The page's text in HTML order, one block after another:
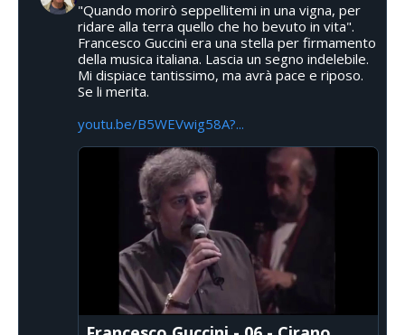
"Quando morirò seppellitemi in una vigna, per
ridare alla terra quello che ho bevuto in vita".
Francesco Guccini era una stella per firmamento
della musica italiana. Lascia un segno indelebile.
Mi dispiace tantissimo, ma avrà pace e riposo.
Se li merita.
youtu.be/B5WEVwig58A?...